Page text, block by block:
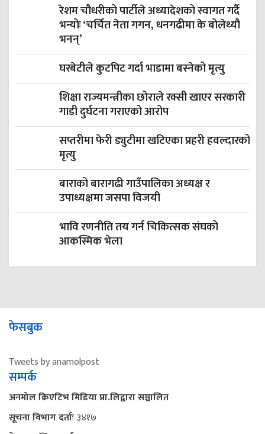
रेशम चौधरीको पार्टीले अध्यादेशको स्वागत गर्दै
भन्योः ‘चर्चित नेता गगन, धनगढीमा के बोलेथ्यौ
भनन्’
घरबेटीले कुटपिट गर्दा भाडामा बस्नेको मृत्यु
शिक्षा राज्यमन्त्रीका छोराले रक्सी खाएर सरकारी
गाडी दुर्घटना गराएको आरोप
सप्तरीमा फेरी ड्युटीमा खटिएका प्रहरी हवल्दारको
मृत्यु
बाराको बारागढी गाउँपालिका अध्यक्ष र
उपाध्यक्षमा जसपा विजयी
भावि रणनीति तय गर्न चिकित्सक संघको
आकस्मिक भेला
फेसबुक
Tweets by anamolpost
सम्पर्क
अनमोल क्रिएटिभ मिडिया प्रा.लिद्वारा सञ्चालित
सूचना विभाग दर्ताः३४१७